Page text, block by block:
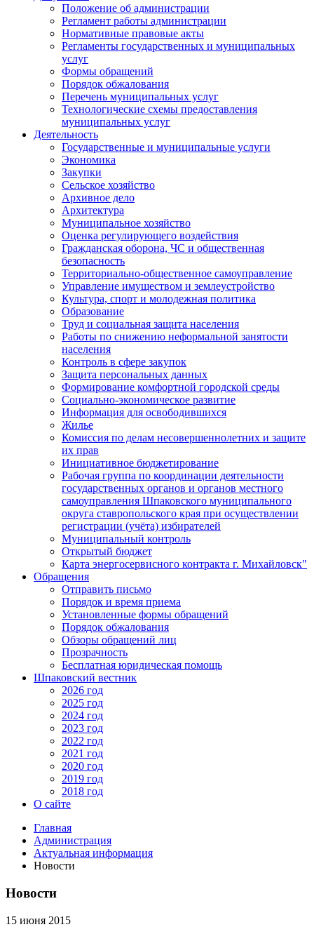
Положение об администрации
Регламент работы администрации
Нормативные правовые акты
Регламенты государственных и муниципальных
услуг
Формы обращений
Порядок обжалования
Перечень муниципальных услуг
Технологические схемы предоставления
муниципальных услуг
Деятельность
Государственные и муниципальные услуги
Экономика
Закупки
Сельское хозяйство
Архивное дело
Архитектура
Муниципальное хозяйство
Оценка регулирующего воздействия
Гражданская оборона, ЧС и общественная
безопасность
Территориально-общественное самоуправление
Управление имуществом и землеустройство
Культура, спорт и молодежная политика
Образование
Труд и социальная защита населения
Работы по снижению неформальной занятости
населения
Контроль в сфере закупок
Защита персональных данных
Формирование комфортной городской среды
Социально-экономическое развитие
Информация для освободившихся
Жилье
Комиссия по делам несовершеннолетних и защите
их прав
Инициативное бюджетирование
Рабочая группа по координации деятельности
государственных органов и органов местного
самоуправления Шпаковского муниципального
округа ставропольского края при осуществлении
регистрации (учёта) избирателей
Муниципальный контроль
Открытый бюджет
Карта энергосервисного контракта г. Михайловск"
Обращения
Отправить письмо
Порядок и время приема
Установленные формы обращений
Порядок обжалования
Обзоры обращений лиц
Прозрачность
Бесплатная юридическая помощь
Шпаковский вестник
2026 год
2025 год
2024 год
2023 год
2022 год
2021 год
2020 год
2019 год
2018 год
О сайте
Главная
Администрация
Актуальная информация
Новости
Новости
15 июня 2015